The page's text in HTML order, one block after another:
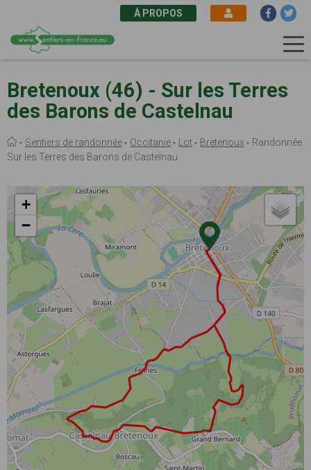
au
contenu
principal
À PROPOS
Bretenoux (46) - Sur les Terres
des Barons de Castelnau
Fil
d'Ariane
Sentiers de randonnée Occitanie Lot Bretenoux
Randonnée
Sur les Terres des Barons de Castelnau
+
−